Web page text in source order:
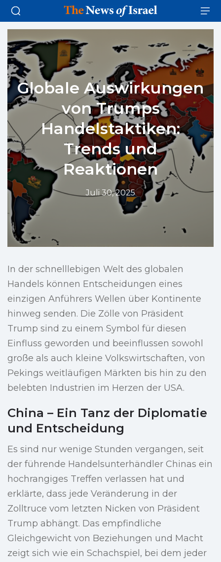
Globale Auswirkungen
von Trumps
Handelstaktiken:
Trends und
Reaktionen
Juli 30, 2025
In der schnelllebigen Welt des globalen
Handels können Entscheidungen eines
einzigen Anführers Wellen über Kontinente
hinweg senden. Die Zölle von Präsident
Trump sind zu einem Symbol für diesen
Einfluss geworden und beeinflussen sowohl
große als auch kleine Volkswirtschaften, von
Pekings weitläufigen Märkten bis hin zu den
belebten Industrien im Herzen der USA.
China – Ein Tanz der Diplomatie
und Entscheidung
Es sind nur wenige Stunden vergangen, seit
der führende Handelsunterhändler Chinas ein
hochrangiges Treffen verlassen hat und
erklärte, dass jede Veränderung in der
Zolltruce vom letzten Nicken von Präsident
Trump abhängt. Das empfindliche
Gleichgewicht von Beziehungen und Macht
zeigt sich wie ein Schachspiel, bei dem jeder